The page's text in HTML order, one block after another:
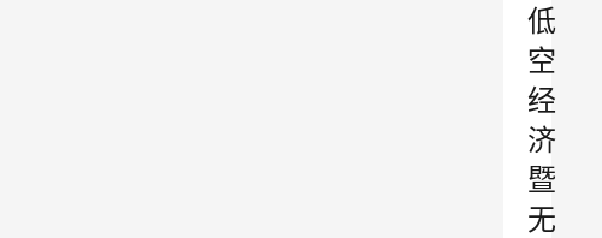
低
空
经
济
暨
无